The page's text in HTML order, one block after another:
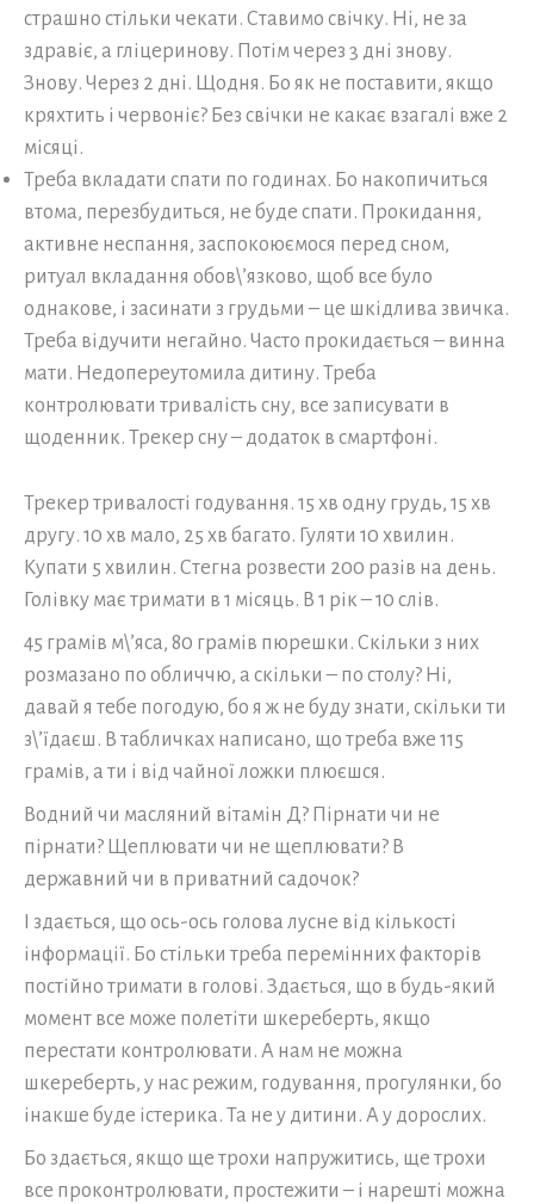
страшно стільки чекати. Ставимо свічку. Ні, не за
здравіє, а гліцеринову. Потім через 3 дні знову.
Знову. Через 2 дні. Щодня. Бо як не поставити, якщо
кряхтить і червоніє? Без свічки не какає взагалі вже 2
місяці.
Треба вкладати спати по годинах. Бо накопичиться
втома, перезбудиться, не буде спати. Прокидання,
активне неспання, заспокоюємося перед сном,
ритуал вкладання обов\’язково, щоб все було
однакове, і засинати з грудьми – це шкідлива звичка.
Треба відучити негайно. Часто прокидається – винна
мати. Недопереутомила дитину. Треба
контролювати тривалість сну, все записувати в
щоденник. Трекер сну – додаток в смартфоні.
Трекер тривалості годування. 15 хв одну грудь, 15 хв
другу. 10 хв мало, 25 хв багато. Гуляти 10 хвилин.
Купати 5 хвилин. Стегна розвести 200 разів на день.
Голівку має тримати в 1 місяць. В 1 рік – 10 слів.
45 грамів м\’яса, 80 грамів пюрешки. Скільки з них
розмазано по обличчю, а скільки – по столу? Ні,
давай я тебе погодую, бо я ж не буду знати, скільки ти
з\’їдаєш. В табличках написано, що треба вже 115
грамів, а ти і від чайної ложки плюєшся.
Водний чи масляний вітамін Д? Пірнати чи не
пірнати? Щеплювати чи не щеплювати? В
державний чи в приватний садочок?
І здається, що ось-ось голова лусне від кількості
інформації. Бо стільки треба перемінних факторів
постійно тримати в голові. Здається, що в будь-який
момент все може полетіти шкереберть, якщо
перестати контролювати. А нам не можна
шкереберть, у нас режим, годування, прогулянки, бо
інакше буде істерика. Та не у дитини. А у дорослих.
Бо здається, якщо ще трохи напружитись, ще трохи
все проконтролювати, простежити – і нарешті можна